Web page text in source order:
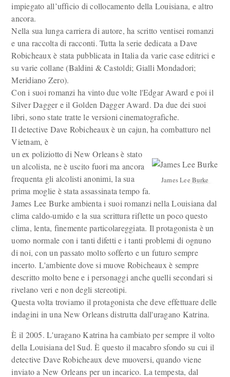
impiegato all’ufficio di collocamento della Louisiana, e altro
ancora.
Nella sua lunga carriera di autore, ha scritto ventisei romanzi
e una raccolta di racconti. Tutta la serie dedicata a Dave
Robicheaux è stata pubblicata in Italia da varie case editrici e
su varie collane (Baldini & Castoldi; Gialli Mondadori;
Meridiano Zero).
Con i suoi romanzi ha vinto due volte l'Edgar Award e poi il
Silver Dagger e il Golden Dagger Award. Da due dei suoi
libri, sono state tratte le versioni cinematografiche.
Il detective Dave Robicheaux è un cajun, ha combatturo nel
Vietnam, è
James Lee Burke
un ex poliziotto di New Orleans è stato
un alcolista, ne è uscito fuori ma ancora
frequenta gli alcolisti anonimi, la sua
prima moglie è stata assassinata tempo fa.
James Lee Burke ambienta i suoi romanzi nella Louisiana dal
clima caldo-umido e la sua scrittura riflette un poco questo
clima, lenta, finemente particolareggiata. Il protagonista è un
uomo normale con i tanti difetti e i tanti problemi di ognuno
di noi, con un passato molto sofferto e un futuro sempre
incerto. L'ambiente dove si muove Robicheaux è sempre
descritto molto bene e i personaggi anche quelli secondari si
rivelano veri e non degli stereotipi.
Questa volta troviamo il protagonista che deve effettuare delle
indagini in una New Orleans distrutta dall'uragano Katrina.
È il 2005. L'uragano Katrina ha cambiato per sempre il volto
della Louisiana del Sud. È questo il macabro sfondo su cui il
detective Dave Robicheaux deve muoversi, quando viene
inviato a New Orleans per un incarico. La tempesta, dal